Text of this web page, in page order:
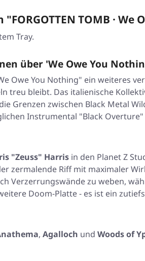
TOMB · We
Tray.
über 'We Owe You
Owe You Nothing" ein weiteres
treu bleibt. Das italienische
Grenzen zwischen Black Metal
Instrumental "Black Overture"
"Zeuss" Harris in den Planet Z
zermalende Riff mit maximaler
Verzerrungswände zu weben,
Doom-Platte - es ist ein
, Agalloch und Woods of